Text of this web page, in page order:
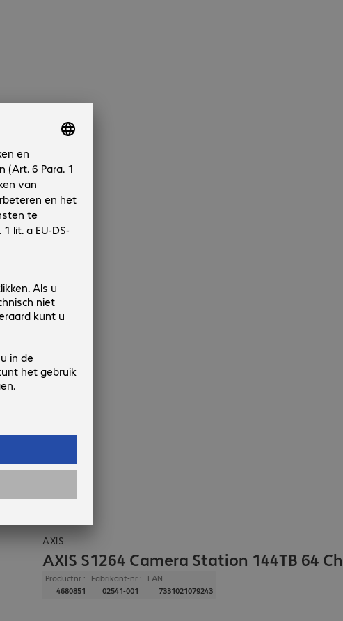
AXIS
AXIS S1264 Camera Station 144TB 64 Ch
Productnr.:
4680851
Fabrikant-nr.:
02541-001
EAN
7331021079243